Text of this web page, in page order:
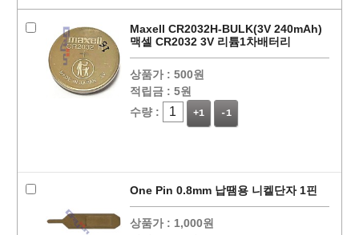
Maxell CR2032H-BULK(3V 240mAh)
맥셀 CR2032 3V 리튬1차배터리
상품가 : 500원
적립금 : 5원
수량 :
+1 -1
One Pin 0.8mm 납땜용 니켈단자 1핀
상품가 : 1,000원